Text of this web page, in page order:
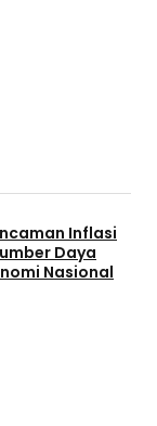
Inflasi
Daya
Nasional